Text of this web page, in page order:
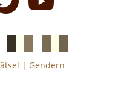
französicheitalienische
| Gendern